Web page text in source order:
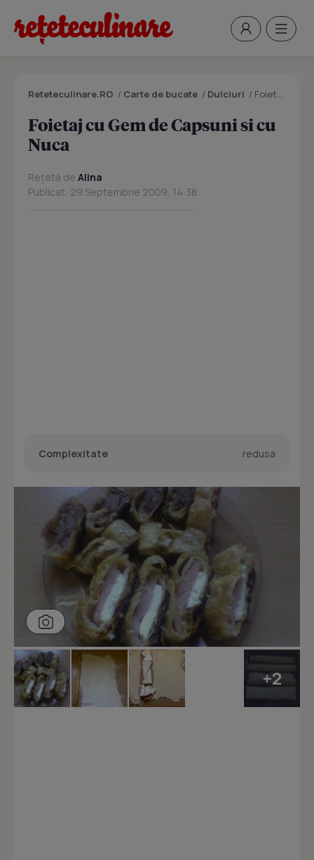
Reteteculinare.RO / Carte de bucate / Dulciuri / Foietaj cu Gem de Capsuni si cu Nuca
Foietaj cu Gem de Capsuni si cu
Nuca
Rețetă de Alina
Publicat: 29 Septembrie 2009, 14:38
Complexitate redusa
+2